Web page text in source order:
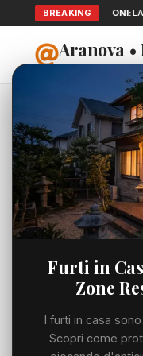
BREAKING
SEGNALAZIONI:LA
Aranova •
PORTALE UTILE
Furti in
Zone
I furti in casa
Scopri come